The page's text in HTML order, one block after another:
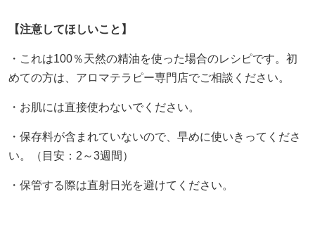
【注意してほしいこと】
・これは100％天然の精油を使った場合のレシピです。初
めての方は、アロマテラピー専門店でご相談ください。
・お肌には直接使わないでください。
・保存料が含まれていないので、早めに使いきってくださ
い。（目安：2～3週間）
・保管する際は直射日光を避けてください。